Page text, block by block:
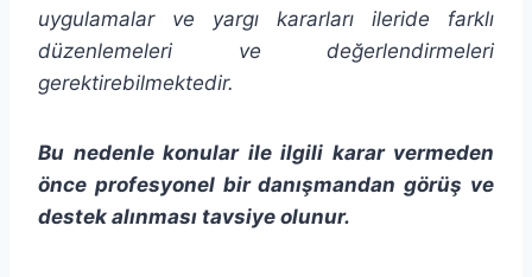
uygulamalar ve yargı kararları ileride farklı
düzenlemeleri ve değerlendirmeleri
gerektirebilmektedir.
Bu nedenle konular ile ilgili karar vermeden
önce profesyonel bir danışmandan görüş ve
destek alınması tavsiye olunur.